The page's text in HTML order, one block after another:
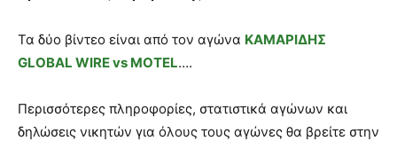
Τα δύο βίντεο είναι από τον αγώνα ΚΑΜΑΡΙΔΗΣ
GLOBAL WIRE vs MOTEL….
Περισσότερες πληροφορίες, στατιστικά αγώνων και
δηλώσεις νικητών για όλους τους αγώνες θα βρείτε στην